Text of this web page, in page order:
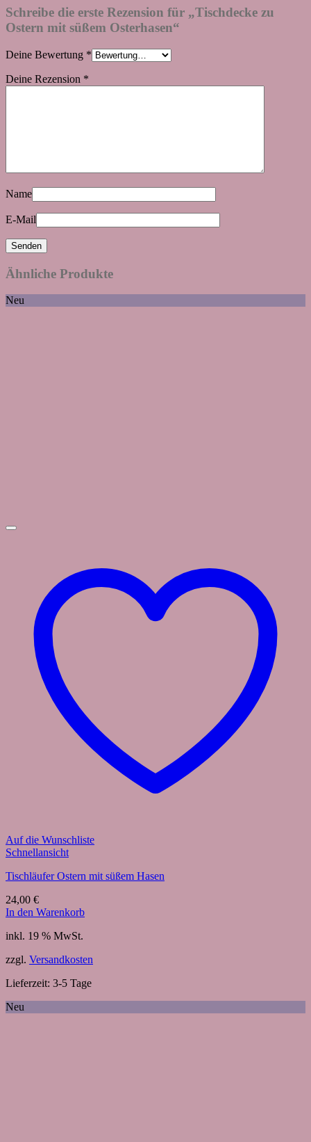
Schreibe die erste Rezension für „Tischdecke zu
Ostern mit süßem Osterhasen“
Deine Bewertung *
Deine Rezension *
Name
E-Mail
Ähnliche Produkte
Neu
Auf die Wunschliste
Schnellansicht
Tischläufer Ostern mit süßem Hasen
24,00 €
In den Warenkorb
inkl. 19 % MwSt.
zzgl. Versandkosten
Lieferzeit: 3-5 Tage
Neu